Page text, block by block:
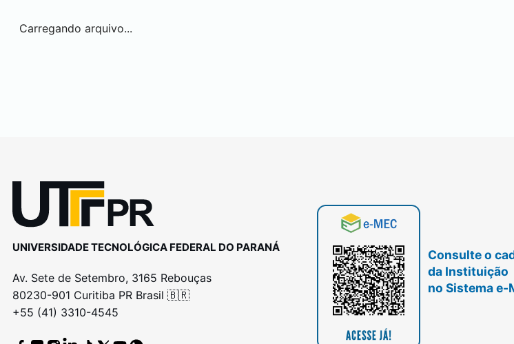
Carregando arquivo...
UNIVERSIDADE TECNOLÓGICA FEDERAL DO PARANÁ
Av. Sete de Setembro, 3165 Rebouças
80230-901 Curitiba PR Brasil 🇧🇷
+55 (41) 3310-4545
Consulte o
da Instituição
no Sistema e-